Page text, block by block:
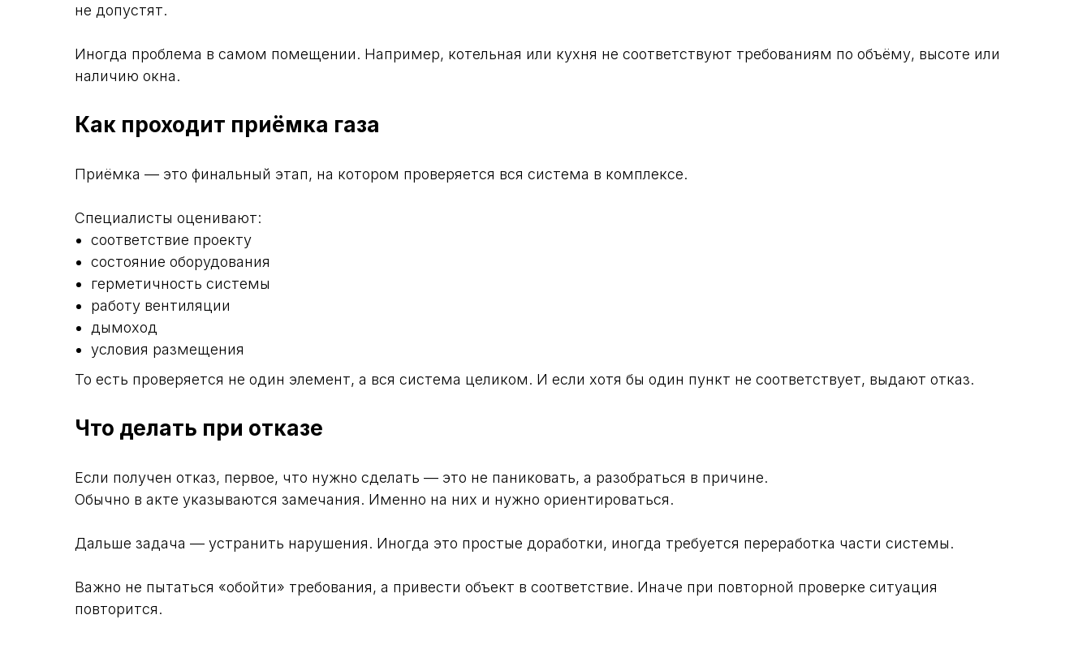
не допустят.
Иногда проблема в самом помещении. Например, котельная или кухня не соответствуют требованиям по объёму, высоте или
наличию окна.
Как проходит приёмка газа
Приёмка — это финальный этап, на котором проверяется вся система в комплексе.
Специалисты оценивают:
соответствие проекту
состояние оборудования
герметичность системы
работу вентиляции
дымоход
условия размещения
То есть проверяется не один элемент, а вся система целиком. И если хотя бы один пункт не соответствует, выдают отказ.
Что делать при отказе
Если получен отказ, первое, что нужно сделать — это не паниковать, а разобраться в причине.
Обычно в акте указываются замечания. Именно на них и нужно ориентироваться.
Дальше задача — устранить нарушения. Иногда это простые доработки, иногда требуется переработка части системы.
Важно не пытаться «обойти» требования, а привести объект в соответствие. Иначе при повторной проверке ситуация
повторится.